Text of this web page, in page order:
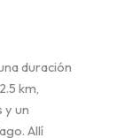
duración
km,
y un
Allí